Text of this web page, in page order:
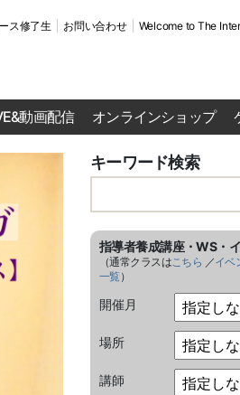
ス修了生 お問い合わせ Welcome to The
動画配信 オンラインショップ
キーワード検索
指導者養成講座・WS・
（通常クラスはこちら ／イベ
一覧）
開催月
場所
講師